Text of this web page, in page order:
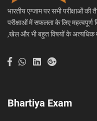
भारतीय एग्जाम पर सभी परीक्षाओं
परीक्षाओं में सफलता के लिए महत्वपूर्ण
,खेल और भी बहुत विषयों के अत्यधिक
Bhartiya Exam